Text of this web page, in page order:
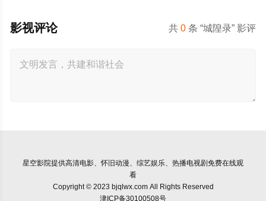
共0 条 “城隍录” 影评
影视评论
星空影院提供高清电影、怀旧动漫、综艺娱乐、热播电视剧免费在线观
看
Copyright © 2023 bjqlwx.com All Rights Reserved
津ICP备30100508号